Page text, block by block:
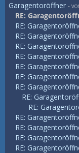
Garagentoröffner -
RE:
RE:
RE:
RE:
RE:
RE:
RE:
RE:
RE:
RE:
RE:
RE:
RE:
RE: